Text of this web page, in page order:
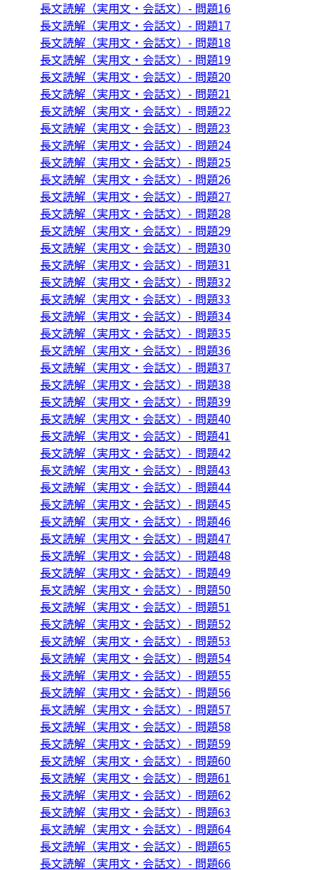
長文読解（実用文・会話文）- 問題16
長文読解（実用文・会話文）- 問題17
長文読解（実用文・会話文）- 問題18
長文読解（実用文・会話文）- 問題19
長文読解（実用文・会話文）- 問題20
長文読解（実用文・会話文）- 問題21
長文読解（実用文・会話文）- 問題22
長文読解（実用文・会話文）- 問題23
長文読解（実用文・会話文）- 問題24
長文読解（実用文・会話文）- 問題25
長文読解（実用文・会話文）- 問題26
長文読解（実用文・会話文）- 問題27
長文読解（実用文・会話文）- 問題28
長文読解（実用文・会話文）- 問題29
長文読解（実用文・会話文）- 問題30
長文読解（実用文・会話文）- 問題31
長文読解（実用文・会話文）- 問題32
長文読解（実用文・会話文）- 問題33
長文読解（実用文・会話文）- 問題34
長文読解（実用文・会話文）- 問題35
長文読解（実用文・会話文）- 問題36
長文読解（実用文・会話文）- 問題37
長文読解（実用文・会話文）- 問題38
長文読解（実用文・会話文）- 問題39
長文読解（実用文・会話文）- 問題40
長文読解（実用文・会話文）- 問題41
長文読解（実用文・会話文）- 問題42
長文読解（実用文・会話文）- 問題43
長文読解（実用文・会話文）- 問題44
長文読解（実用文・会話文）- 問題45
長文読解（実用文・会話文）- 問題46
長文読解（実用文・会話文）- 問題47
長文読解（実用文・会話文）- 問題48
長文読解（実用文・会話文）- 問題49
長文読解（実用文・会話文）- 問題50
長文読解（実用文・会話文）- 問題51
長文読解（実用文・会話文）- 問題52
長文読解（実用文・会話文）- 問題53
長文読解（実用文・会話文）- 問題54
長文読解（実用文・会話文）- 問題55
長文読解（実用文・会話文）- 問題56
長文読解（実用文・会話文）- 問題57
長文読解（実用文・会話文）- 問題58
長文読解（実用文・会話文）- 問題59
長文読解（実用文・会話文）- 問題60
長文読解（実用文・会話文）- 問題61
長文読解（実用文・会話文）- 問題62
長文読解（実用文・会話文）- 問題63
長文読解（実用文・会話文）- 問題64
長文読解（実用文・会話文）- 問題65
長文読解（実用文・会話文）- 問題66